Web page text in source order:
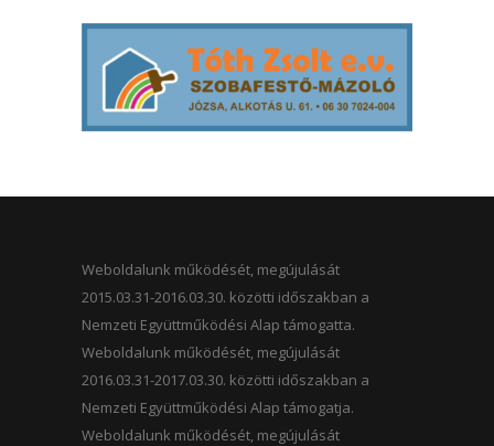
Weboldalunk működését, megújulását
2015.03.31-2016.03.30. közötti időszakban a
Nemzeti Együttműködési Alap támogatta.
Weboldalunk működését, megújulását
2016.03.31-2017.03.30. közötti időszakban a
Nemzeti Együttműködési Alap támogatja.
Weboldalunk működését, megújulását